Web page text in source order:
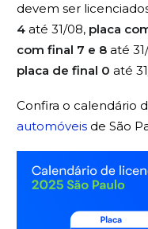
devem ser
4 até 31/08, placa
com final 7 e 8 até
placa de final 0 até
Confira o calendário
automóveis de São